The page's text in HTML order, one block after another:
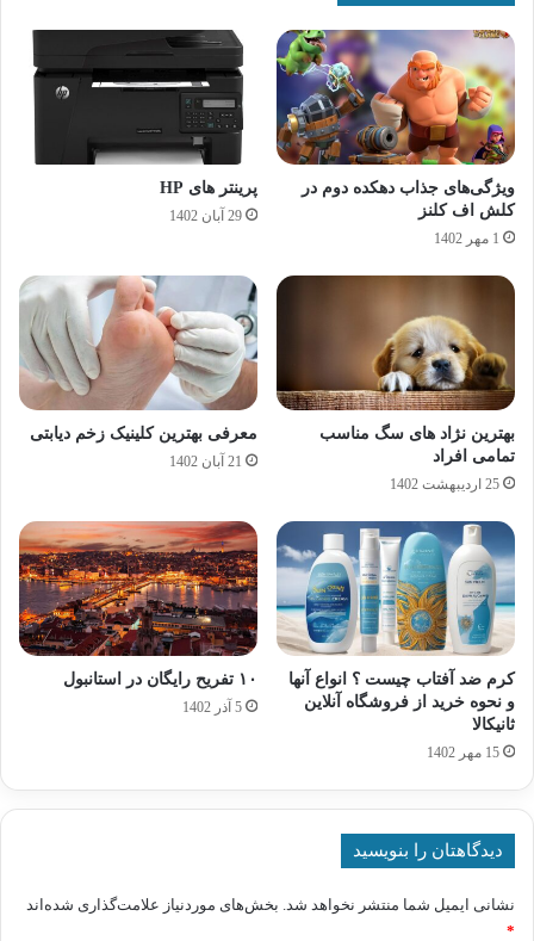
ویژگی‌های جذاب دهکده دوم در
کلش اف کلنز
1 مهر 1402
پرینتر های HP
29 آبان 1402
بهترین نژاد های سگ مناسب
تمامی افراد
25 اردیبهشت 1402
معرفی بهترین کلینیک زخم دیابتی
21 آبان 1402
کرم ضد آفتاب چیست ؟ انواع آنها
و نحوه خرید از فروشگاه آنلاین
ثانیکالا
15 مهر 1402
۱۰ تفریح رایگان در استانبول
5 آذر 1402
دیدگاهتان را بنویسید
نشانی ایمیل شما منتشر نخواهد شد. بخش‌های موردنیاز علامت‌گذاری شده‌اند
*